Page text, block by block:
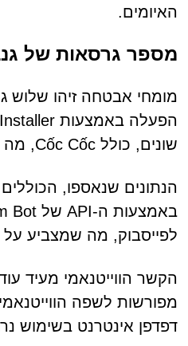
האיומים.
מספר גרסאות של
מומחי אבטחה זיהו שלוש
שונים, כולל Cốc Cốc, מה שמרמז על התמקדות במטרות וייטנאמיות.
לפייסבוק, מה שמצביע
דפדפן אינטרנט בשימוש